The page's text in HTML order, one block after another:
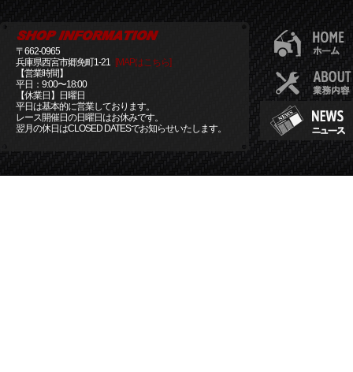
〒662-0965
兵庫県西宮市郷免町1-21 [MAPはこちら]
【営業時間】
平日：9:00〜18:00
【休業日】日曜日
平日は基本的に営業しております。
レース開催日の日曜日はお休みです。
翌月の休日はCLOSED DATESでお知らせいたします。